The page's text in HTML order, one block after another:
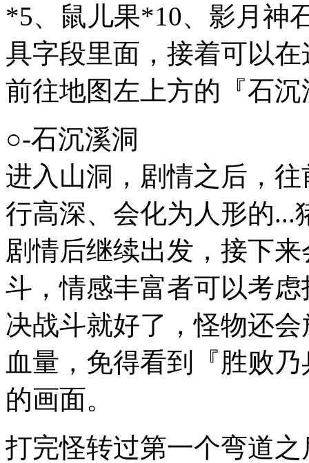
*5、鼠儿果*10、影月神
具字段里面，接着可以
前往地图左上方的『石
○-石沉溪洞
进入山洞，剧情之后，
行高深、会化为人形的...
剧情后继续出发，接下
斗，情感丰富者可以考
决战斗就好了，怪物还
血量，免得看到『胜败
的画面。
打完怪转过第一个弯道